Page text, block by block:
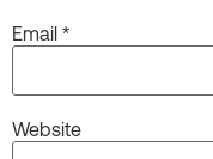
Email *
Website